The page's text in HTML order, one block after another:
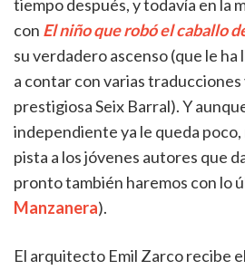
tiempo después, y todavía en la
con El niño que robó el caballo
su verdadero ascenso (que le
a contar con varias traducciones
prestigiosa Seix Barral). Y
independiente ya le queda
pista a los jóvenes autores que
pronto también haremos con lo
Manzanera).
El arquitecto Emil Zarco recibe